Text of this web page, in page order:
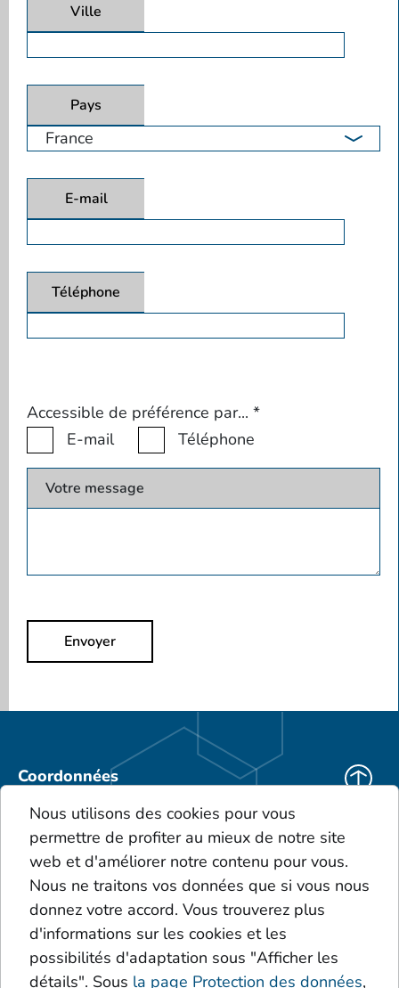
Ville
Pays
E-mail
Téléphone
Accessible de préférence par... *
E-mail
Téléphone
Votre message
Envoyer
Coordonnées
KEBO Polska
Téléchargements
CGV
Le portefeuille de produits
Glossaire
Dépôts
Acides
Additive
Nous utilisons des cookies pour vous
permettre de profiter au mieux de notre site
web et d'améliorer notre contenu pour vous.
Nous ne traitons vos données que si vous nous
donnez votre accord. Vous trouverez plus
d'informations sur les cookies et les
possibilités d'adaptation sous "Afficher les
détails". Sous la page Protection des données,